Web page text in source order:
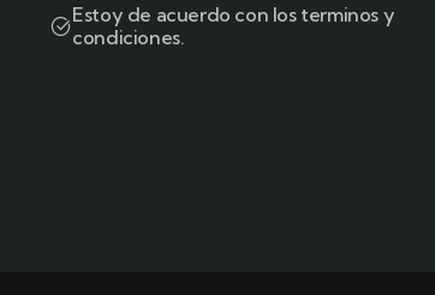
Estoy de acuerdo con los terminos y
condiciones.